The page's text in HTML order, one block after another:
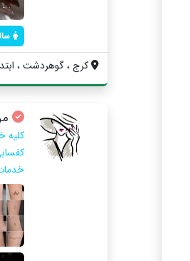
کرج ، گوهردشت ،
کلیه